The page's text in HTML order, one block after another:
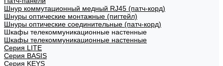
Шнур коммутационный медный RJ45 (патч-корд)
Шнуры оптические монтажные (пигтейл)
Шнуры оптические соединительные (патч-корд)
Шкафы телекоммуникационные настенные
Шкафы телекоммуникационные настенные
Cерия LITE
Cерия BASIS
Cерия KEYS